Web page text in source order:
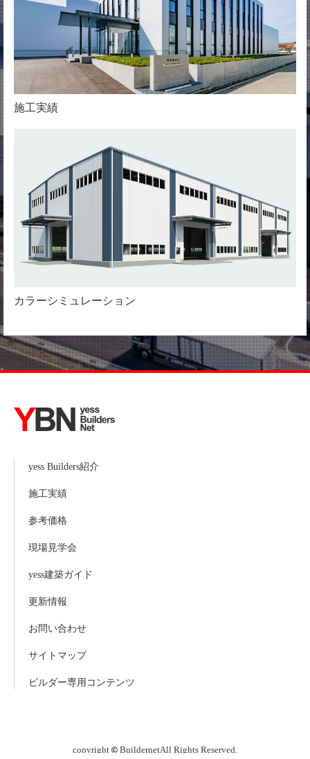
施工実績
カラーシミュレーション
yess Builders紹介
施工実績
参考価格
現場見学会
yess建築ガイド
更新情報
お問い合わせ
サイトマップ
ビルダー専用コンテンツ
copyright BuildernetAll Rights Reserved.